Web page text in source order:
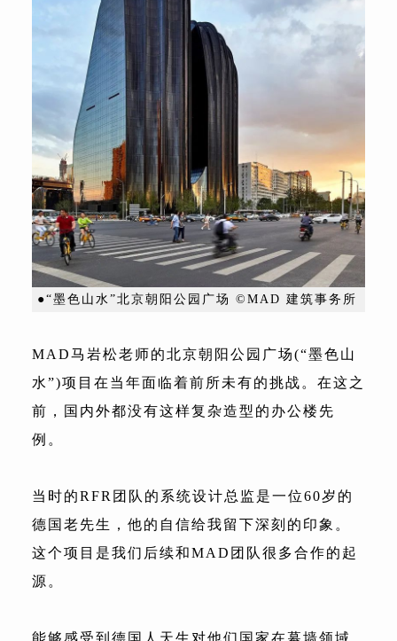
●“墨色山水”北京朝阳公园广场 ©MAD 建筑事务所
MAD马岩松老师的北京朝阳公园广场(“墨色山
水”)项目在当年面临着前所未有的挑战。在这之
前，国内外都没有这样复杂造型的办公楼先
例。
当时的RFR团队的系统设计总监是一位60岁的
德国老先生，他的自信给我留下深刻的印象。
这个项目是我们后续和MAD团队很多合作的起
源。